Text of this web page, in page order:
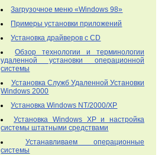
Загрузочное меню «Windows 98»
Примеры установки приложений
Установка драйверов с CD
Обзор технологии и терминологии
удаленной установки операционной
системы
Установка Служб Удаленной Установки
Windows 2000
Установка Windows NT/2000/XP
Установка Windows XP и настройка
системы штатными средствами
Устанавливаем операционные
системы